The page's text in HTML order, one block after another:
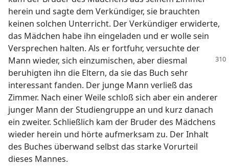
herein und sagte dem Verkündiger, sie brauchten
keinen solchen Unterricht. Der Verkündiger erwiderte,
das Mädchen habe ihn eingeladen und er wolle sein
Versprechen halten. Als er fortfuhr, versuchte der
Mann wieder, sich einzumischen, aber diesmal
beruhigten ihn die Eltern, da sie das Buch sehr
interessant fanden. Der junge Mann verließ das
Zimmer. Nach einer Weile schloß sich aber ein anderer
junger Mann der Studiengruppe an und kurz danach
ein zweiter. Schließlich kam der Bruder des Mädchens
wieder herein und hörte aufmerksam zu. Der Inhalt
des Buches überwand selbst das starke Vorurteil
dieses Mannes.